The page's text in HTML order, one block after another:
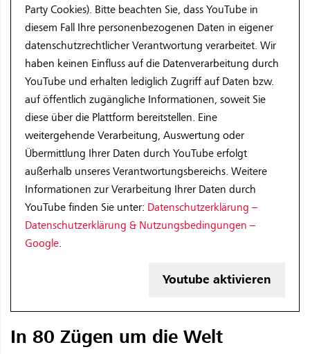
Party Cookies). Bitte beachten Sie, dass YouTube in
diesem Fall Ihre personenbezogenen Daten in eigener
datenschutzrechtlicher Verantwortung verarbeitet. Wir
haben keinen Einfluss auf die Datenverarbeitung durch
YouTube und erhalten lediglich Zugriff auf Daten bzw.
auf öffentlich zugängliche Informationen, soweit Sie
diese über die Plattform bereitstellen. Eine
weitergehende Verarbeitung, Auswertung oder
Übermittlung Ihrer Daten durch YouTube erfolgt
außerhalb unseres Verantwortungsbereichs. Weitere
Informationen zur Verarbeitung Ihrer Daten durch
YouTube finden Sie unter: Datenschutzerklärung –
Datenschutzerklärung & Nutzungsbedingungen –
Google.
Youtube aktivieren
In 80 Zügen um die Welt